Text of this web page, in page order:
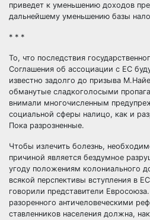
приведет к уменьшению доходов
дальнейшему уменьшению базы
* * *
То, что последствия
Соглашения об ассоциации с ЕС
известно задолго до призыва
обманутые сладкоголосыми
внимали многочисленным
социальной сферы налицо, как и
Пока разрозненные.
Чтобы излечить болезнь,
причиной является бездумное
угоду положениям колониального
всякой перспективы вступления в
говорили представители
разоренного античеловеческими
ставленников населения должна,